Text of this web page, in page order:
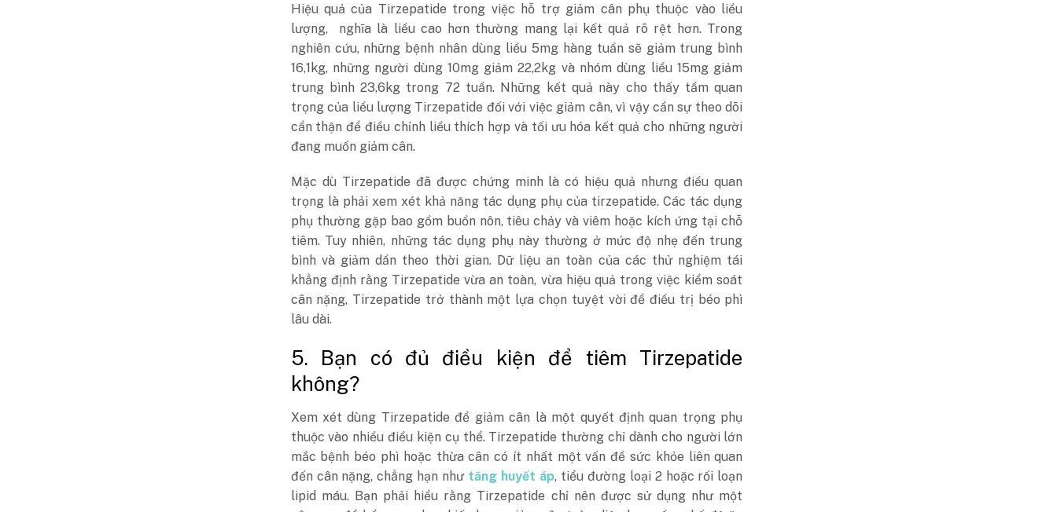
Hiệu quả của Tirzepatide trong việc hỗ trợ giảm cân phụ thuộc vào liều
lượng, nghĩa là liều cao hơn thường mang lại kết quả rõ rệt hơn. Trong
nghiên cứu, những bệnh nhân dùng liều 5mg hàng tuần sẽ giảm trung bình
16,1kg, những người dùng 10mg giảm 22,2kg và nhóm dùng liều 15mg giảm
trung bình 23,6kg trong 72 tuần. Những kết quả này cho thấy tầm quan
trọng của liều lượng Tirzepatide đối với việc giảm cân, vì vậy cần sự theo dõi
cẩn thận để điều chỉnh liều thích hợp và tối ưu hóa kết quả cho những người
đang muốn giảm cân.
Mặc dù Tirzepatide đã được chứng minh là có hiệu quả nhưng điều quan
trọng là phải xem xét khả năng tác dụng phụ của tirzepatide. Các tác dụng
phụ thường gặp bao gồm buồn nôn, tiêu chảy và viêm hoặc kích ứng tại chỗ
tiêm. Tuy nhiên, những tác dụng phụ này thường ở mức độ nhẹ đến trung
bình và giảm dần theo thời gian. Dữ liệu an toàn của các thử nghiệm tái
khẳng định rằng Tirzepatide vừa an toàn, vừa hiệu quả trong việc kiểm soát
cân nặng, Tirzepatide trở thành một lựa chọn tuyệt vời để điều trị béo phì
lâu dài.
5. Bạn có đủ điều kiện để tiêm Tirzepatide
không?
Xem xét dùng Tirzepatide để giảm cân là một quyết định quan trọng phụ
thuộc vào nhiều điều kiện cụ thể. Tirzepatide thường chỉ dành cho người lớn
mắc bệnh béo phì hoặc thừa cân có ít nhất một vấn đề sức khỏe liên quan
đến cân nặng, chẳng hạn như tăng huyết áp, tiểu đường loại 2 hoặc rối loạn
lipid máu. Bạn phải hiểu rằng Tirzepatide chỉ nên được sử dụng như một